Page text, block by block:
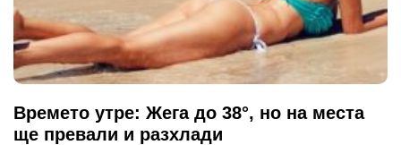
Времето утре: Жега до 38°, но на места
ще превали и разхлади